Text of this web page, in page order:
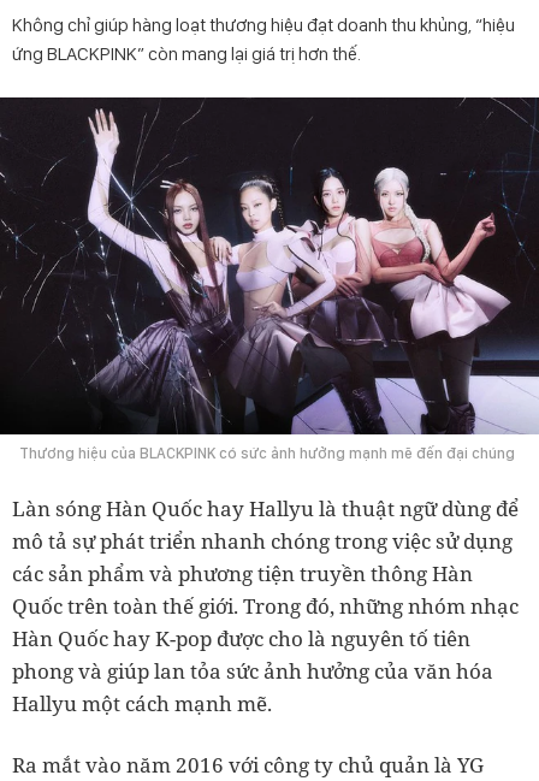
Không chỉ giúp hàng loạt thương hiệu đạt doanh thu khủng, “hiệu
ứng BLACKPINK” còn mang lại giá trị hơn thế.
Thương hiệu của BLACKPINK có sức ảnh hưởng mạnh mẽ đến đại chúng
Làn sóng Hàn Quốc hay Hallyu là thuật ngữ dùng để
mô tả sự phát triển nhanh chóng trong việc sử dụng
các sản phẩm và phương tiện truyền thông Hàn
Quốc trên toàn thế giới. Trong đó, những nhóm nhạc
Hàn Quốc hay K-pop được cho là nguyên tố tiên
phong và giúp lan tỏa sức ảnh hưởng của văn hóa
Hallyu một cách mạnh mẽ.
Ra mắt vào năm 2016 với công ty chủ quản là YG